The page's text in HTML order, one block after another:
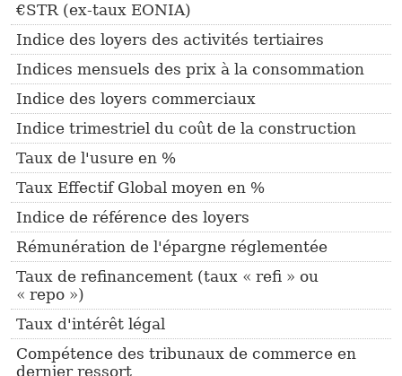
€STR (ex-taux EONIA)
Indice des loyers des activités tertiaires
Indices mensuels des prix à la consommation
Indice des loyers commerciaux
Indice trimestriel du coût de la construction
Taux de l'usure en %
Taux Effectif Global moyen en %
Indice de référence des loyers
Rémunération de l'épargne réglementée
Taux de refinancement (taux « refi » ou
« repo »)
Taux d'intérêt légal
Compétence des tribunaux de commerce en
dernier ressort